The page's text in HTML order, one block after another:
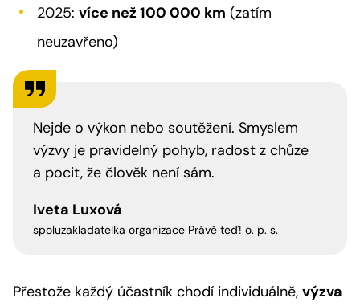
2025: více než 100 000 km (zatím
neuzavřeno)
Nejde o výkon nebo soutěžení. Smyslem
výzvy je pravidelný pohyb, radost z chůze
a pocit, že člověk není sám.
Iveta Luxová
spoluzakladatelka organizace Právě teď! o. p. s.
Přestože každý účastník chodí individuálně, výzva